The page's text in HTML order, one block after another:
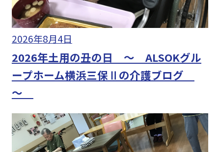
2026年8月4日
2026年土用の丑の日 ～ ALSOKグル
ープホーム横浜三保Ⅱの介護ブログ
～